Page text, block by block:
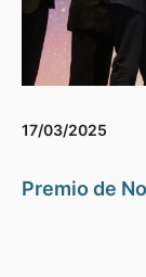
17/03/2025
Premio de